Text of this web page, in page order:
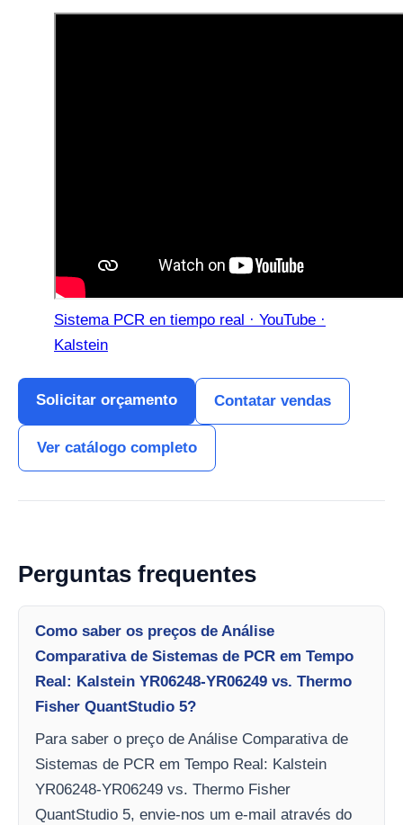
Sistema PCR en tiempo real · YouTube ·
Kalstein
Solicitar orçamento Contatar vendas
Ver catálogo completo
Perguntas frequentes
Como saber os preços de Análise
Comparativa de Sistemas de PCR em Tempo
Real: Kalstein YR06248-YR06249 vs. Thermo
Fisher QuantStudio 5?
Para saber o preço de Análise Comparativa de
Sistemas de PCR em Tempo Real: Kalstein
YR06248-YR06249 vs. Thermo Fisher
QuantStudio 5, envie-nos um e-mail através do